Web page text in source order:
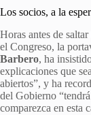
Los socios, a la
Horas antes de
el Congreso, la
Barbero, ha
explicaciones que
abiertos”, y ha
del Gobierno
comparezca en esta